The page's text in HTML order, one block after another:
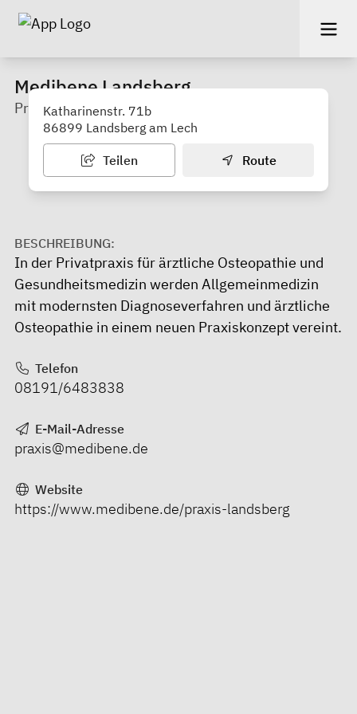
Medibene Landsberg
Praxis für Osteopathie
Katharinenstr. 71b
86899 Landsberg am Lech
Teilen Route
BESCHREIBUNG:
In der Privatpraxis für ärztliche Osteopathie und
Gesundheitsmedizin werden Allgemeinmedizin
mit modernsten Diagnoseverfahren und ärztliche
Osteopathie in einem neuen Praxiskonzept vereint.
Telefon
08191/6483838
E-Mail-Adresse
praxis@medibene.de
Website
https://www.medibene.de/praxis-landsberg